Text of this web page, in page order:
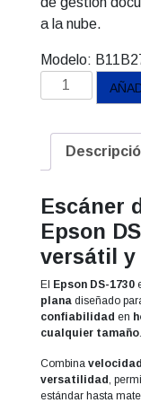
a la nube.
Modelo:
Escáner
WorkForce
1730
cantidad
Escáner
Epson
versátil y
El Epson DS-1730
planadiseñado
confiabilidad en
cualquier tamaño.
Combina velocidad
versatilidad,
estándar hasta